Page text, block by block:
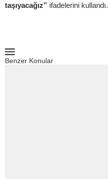
taşıyacağız” ifadelerini kullandı.
Benzer Konular